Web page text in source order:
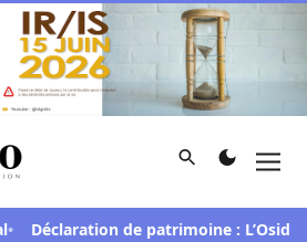
d'information et d'investigation
Rechercher
Déclaration de patrimoine : L’Osidea